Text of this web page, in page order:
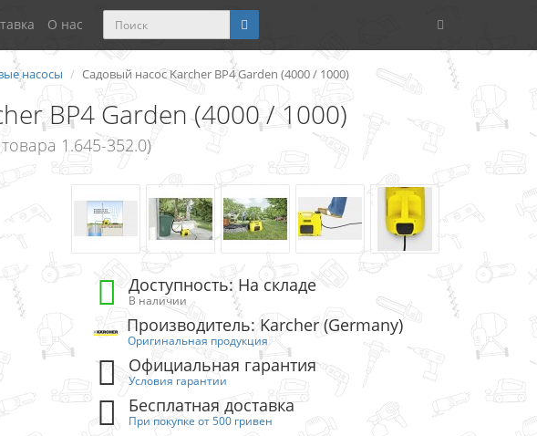
О нас
насосы Садовый насос Karcher BP4 Garden (4000 / 1000)
BP4 Garden (4000 / 1000)
1.645-352.0)
Доступность: На складе
В наличии
Производитель: Karcher (Germany)
Оригинальная продукция
Официальная гарантия
Условия гарантии
Бесплатная доставка
При покупке от 500 гривен